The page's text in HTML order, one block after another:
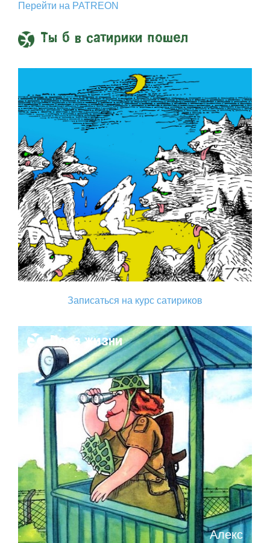
Перейти на PATREON
Ты б в сатирики пошел
Записаться на курс сатириков
Поза жизни
Алекс